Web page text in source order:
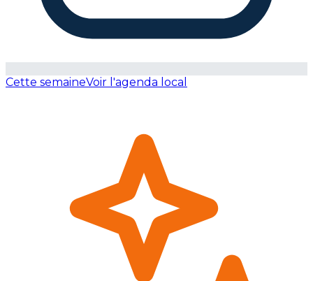
Cette semaineVoir l'agenda local